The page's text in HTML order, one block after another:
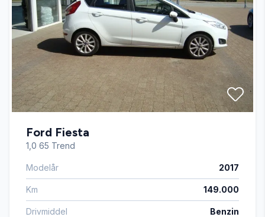
Ford Fiesta
1,0 65 Trend
Modelår 2017
Km 149.000
Drivmiddel Benzin